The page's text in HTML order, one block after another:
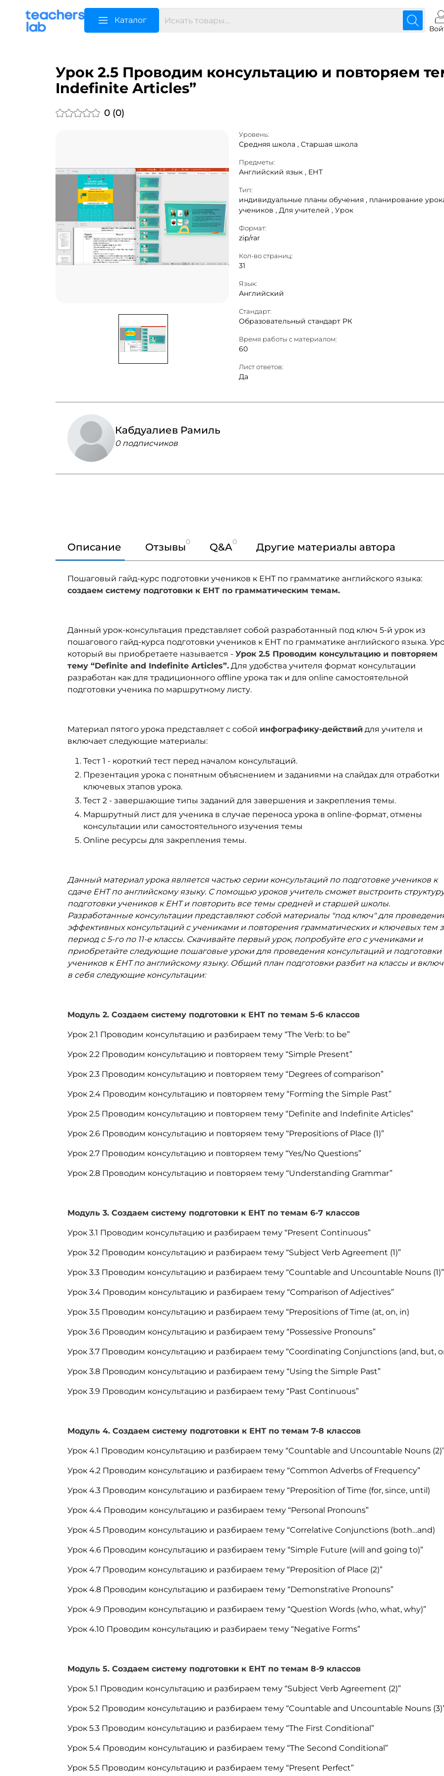
Каталог
Урок 2.5 Проводим консультацию и повторяем
Indefinite Articles”
0 (0)
Уровень:
Средняя школа , Старшая школа
Предметы:
Английский язык , ЕНТ
Тип:
индивидуальные планы обучения , планирование
учеников , Для учителей , Урок
Формат:
zip/rar
Кол-во страниц:
31
Язык:
Английский
Стандарт:
Образовательный стандарт РК
Время работы с материалом:
60
Лист ответов:
Да
Кабдуалиев Рамиль
0 подписчиков
Описание Отзывы0 Q&A0 Другие материалы автора
Пошаговый гайд-курс подготовки учеников к ЕНТ по грамматике английского языка:
создаем систему подготовки к ЕНТ по грамматическим темам.
Данный урок-консультация представляет собой разработанный под ключ 5-й урок из
пошагового гайд-курса подготовки учеников к ЕНТ по грамматике английского языка.
который вы приобретаете называется - Урок 2.5 Проводим консультацию и повторяем
тему “Definite and Indefinite Articles”. Для удобства учителя формат консультации
разработан как для традиционного offline урока так и для online самостоятельной
подготовки ученика по маршрутному листу.
Материал пятого урока представляет с собой инфографику-действий для учителя и
включает следующие материалы:
Тест 1 - короткий тест перед началом консультаций.
Презентация урока с понятным объяснением и заданиями на слайдах для отработки
ключевых этапов урока.
Тест 2 - завершающие типы заданий для завершения и закрепления темы.
Маршрутный лист для ученика в случае переноса урока в online-формат, отмены
консультации или самостоятельного изучения темы
Online ресурсы для закрепления темы.
Данный материал урока является частью серии консультаций по подготовке учеников к
сдаче ЕНТ по английскому языку. С помощью уроков учитель сможет выстроить
подготовки учеников к ЕНТ и повторить все темы средней и старшей школы.
Разработанные консультации представляют собой материалы "под ключ" для
эффективных консультаций с учениками и повторения грамматических и ключевых тем
период с 5-го по 11-е классы. Скачивайте первый урок, попробуйте его с учениками и
приобретайте следующие пошаговые уроки для проведения консультаций и подготовки
учеников к ЕНТ по английскому языку. Общий план подготовки разбит на классы и
в себя следующие консультации:
Модуль 2. Создаем систему подготовки к ЕНТ по темам 5-6 классов
Урок 2.1 Проводим консультацию и разбираем тему “The Verb: to be”
Урок 2.2 Проводим консультацию и повторяем тему “Simple Present”
Урок 2.3 Проводим консультацию и повторяем тему “Degrees of comparison”
Урок 2.4 Проводим консультацию и повторяем тему “Forming the Simple Past”
Урок 2.5 Проводим консультацию и повторяем тему “Definite and Indefinite Articles”
Урок 2.6 Проводим консультацию и повторяем тему “Prepositions of Place (1)”
Урок 2.7 Проводим консультацию и повторяем тему “Yes/No Questions”
Урок 2.8 Проводим консультацию и повторяем тему “Understanding Grammar”
Модуль 3. Создаем систему подготовки к ЕНТ по темам 6-7 классов
Урок 3.1 Проводим консультацию и разбираем тему “Present Continuous”
Урок 3.2 Проводим консультацию и разбираем тему “Subject Verb Agreement (1)”
Урок 3.3 Проводим консультацию и разбираем тему “Countable and Uncountable Nouns
Урок 3.4 Проводим консультацию и разбираем тему “Comparison of Adjectives”
Урок 3.5 Проводим консультацию и разбираем тему “Prepositions of Time (at, on, in)
Урок 3.6 Проводим консультацию и разбираем тему “Possessive Pronouns”
Урок 3.7 Проводим консультацию и разбираем тему “Coordinating Conjunctions (and, but,
Урок 3.8 Проводим консультацию и разбираем тему “Using the Simple Past”
Урок 3.9 Проводим консультацию и разбираем тему “Past Continuous”
Модуль 4. Создаем систему подготовки к ЕНТ по темам 7-8 классов
Урок 4.1 Проводим консультацию и разбираем тему “Countable and Uncountable Nouns
Урок 4.2 Проводим консультацию и разбираем тему “Common Adverbs of Frequency”
Урок 4.3 Проводим консультацию и разбираем тему “Preposition of Time (for, since, until)
Урок 4.4 Проводим консультацию и разбираем тему “Personal Pronouns”
Урок 4.5 Проводим консультацию и разбираем тему “Correlative Conjunctions (both…and)
Урок 4.6 Проводим консультацию и разбираем тему “Simple Future (will and going to)”
Урок 4.7 Проводим консультацию и разбираем тему “Preposition of Place (2)”
Урок 4.8 Проводим консультацию и разбираем тему “Demonstrative Pronouns”
Урок 4.9 Проводим консультацию и разбираем тему “Question Words (who, what, why)”
Урок 4.10 Проводим консультацию и разбираем тему “Negative Forms”
Модуль 5. Создаем систему подготовки к ЕНТ по темам 8-9 классов
Урок 5.1 Проводим консультацию и разбираем тему “Subject Verb Agreement (2)”
Урок 5.2 Проводим консультацию и разбираем тему “Countable and Uncountable Nouns
Урок 5.3 Проводим консультацию и разбираем тему “The First Conditional”
Урок 5.4 Проводим консультацию и разбираем тему “The Second Conditional”
Урок 5.5 Проводим консультацию и разбираем тему “Present Perfect”